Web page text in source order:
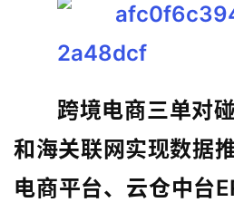
跨境电商三单对
和海关联网实现数据
电商平台、云仓中台